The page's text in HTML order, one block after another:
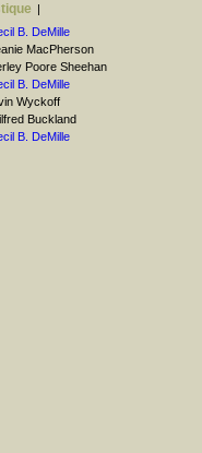
|
B. DeMille
MacPherson
Poore Sheehan
B. DeMille
Wyckoff
Buckland
B. DeMille